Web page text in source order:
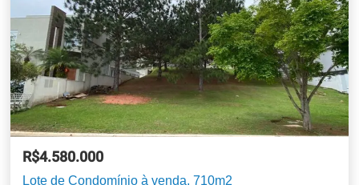
R$4.580.000
Lote de Condomínio à venda, 710m2